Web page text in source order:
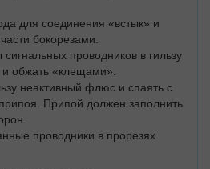
для соединения «встык» и
бокорезами.
сигнальных проводников в гильзу
обжать «клещами».
неактивный флюс и спаять с
Припой должен заполнить
проводники в прорезях